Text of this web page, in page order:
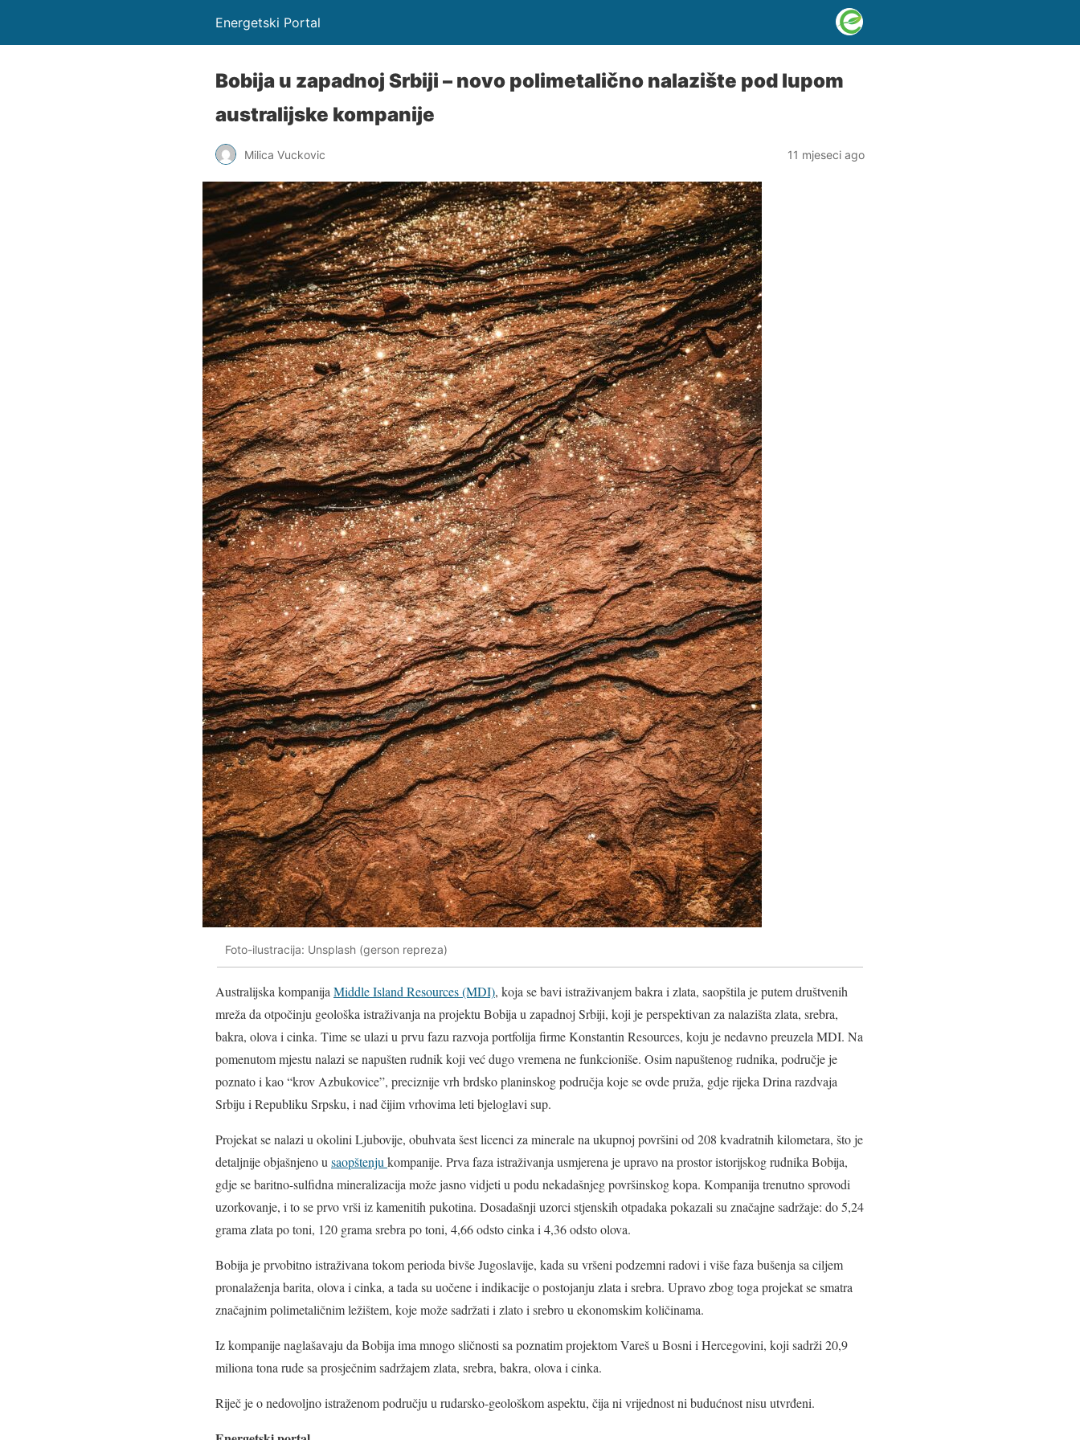
Energetski Portal
Bobija u zapadnoj Srbiji – novo polimetalično nalazište pod lupom
australijske kompanije
Milica Vuckovic 11 mjeseci ago
Foto-ilustracija: Unsplash (gerson repreza)
Australijska kompanija Middle Island Resources (MDI), koja se bavi istraživanjem bakra i zlata, saopštila je putem društvenih
mreža da otpočinju geološka istraživanja na projektu Bobija u zapadnoj Srbiji, koji je perspektivan za nalazišta zlata, srebra,
bakra, olova i cinka. Time se ulazi u prvu fazu razvoja portfolija firme Konstantin Resources, koju je nedavno preuzela MDI. Na
pomenutom mjestu nalazi se napušten rudnik koji već dugo vremena ne funkcioniše. Osim napuštenog rudnika, područje je
poznato i kao “krov Azbukovice”, preciznije vrh brdsko planinskog područja koje se ovde pruža, gdje rijeka Drina razdvaja
Srbiju i Republiku Srpsku, i nad čijim vrhovima leti bjeloglavi sup.
Projekat se nalazi u okolini Ljubovije, obuhvata šest licenci za minerale na ukupnoj površini od 208 kvadratnih kilometara, što je
detaljnije objašnjeno u saopštenju kompanije. Prva faza istraživanja usmjerena je upravo na prostor istorijskog rudnika Bobija,
gdje se baritno-sulfidna mineralizacija može jasno vidjeti u podu nekadašnjeg površinskog kopa. Kompanija trenutno sprovodi
uzorkovanje, i to se prvo vrši iz kamenitih pukotina. Dosadašnji uzorci stjenskih otpadaka pokazali su značajne sadržaje: do 5,24
grama zlata po toni, 120 grama srebra po toni, 4,66 odsto cinka i 4,36 odsto olova.
Bobija je prvobitno istraživana tokom perioda bivše Jugoslavije, kada su vršeni podzemni radovi i više faza bušenja sa ciljem
pronalaženja barita, olova i cinka, a tada su uočene i indikacije o postojanju zlata i srebra. Upravo zbog toga projekat se smatra
značajnim polimetaličnim ležištem, koje može sadržati i zlato i srebro u ekonomskim količinama.
Iz kompanije naglašavaju da Bobija ima mnogo sličnosti sa poznatim projektom Vareš u Bosni i Hercegovini, koji sadrži 20,9
miliona tona rude sa prosječnim sadržajem zlata, srebra, bakra, olova i cinka.
Riječ je o nedovoljno istraženom području u rudarsko-geološkom aspektu, čija ni vrijednost ni budućnost nisu utvrđeni.